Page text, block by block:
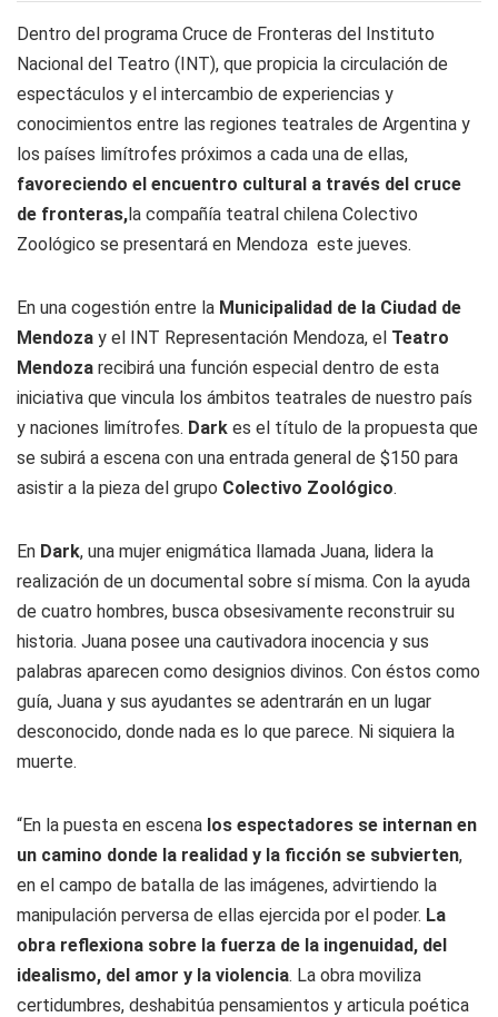
Dentro del programa Cruce de Fronteras del Instituto
Nacional del Teatro (INT), que propicia la circulación de
espectáculos y el intercambio de experiencias y
conocimientos entre las regiones teatrales de Argentina y
los países limítrofes próximos a cada una de ellas,
favoreciendo el encuentro cultural a través del cruce
de fronteras,la compañía teatral chilena Colectivo
Zoológico se presentará en Mendoza este jueves.
En una cogestión entre la Municipalidad de la Ciudad de
Mendoza y el INT Representación Mendoza, el Teatro
Mendoza recibirá una función especial dentro de esta
iniciativa que vincula los ámbitos teatrales de nuestro país
y naciones limítrofes. Dark es el título de la propuesta que
se subirá a escena con una entrada general de $150 para
asistir a la pieza del grupo Colectivo Zoológico.
En Dark, una mujer enigmática llamada Juana, lidera la
realización de un documental sobre sí misma. Con la ayuda
de cuatro hombres, busca obsesivamente reconstruir su
historia. Juana posee una cautivadora inocencia y sus
palabras aparecen como designios divinos. Con éstos como
guía, Juana y sus ayudantes se adentrarán en un lugar
desconocido, donde nada es lo que parece. Ni siquiera la
muerte.
“En la puesta en escena los espectadores se internan en
un camino donde la realidad y la ficción se subvierten,
en el campo de batalla de las imágenes, advirtiendo la
manipulación perversa de ellas ejercida por el poder. La
obra reflexiona sobre la fuerza de la ingenuidad, del
idealismo, del amor y la violencia. La obra moviliza
certidumbres, deshabitúa pensamientos y articula poética